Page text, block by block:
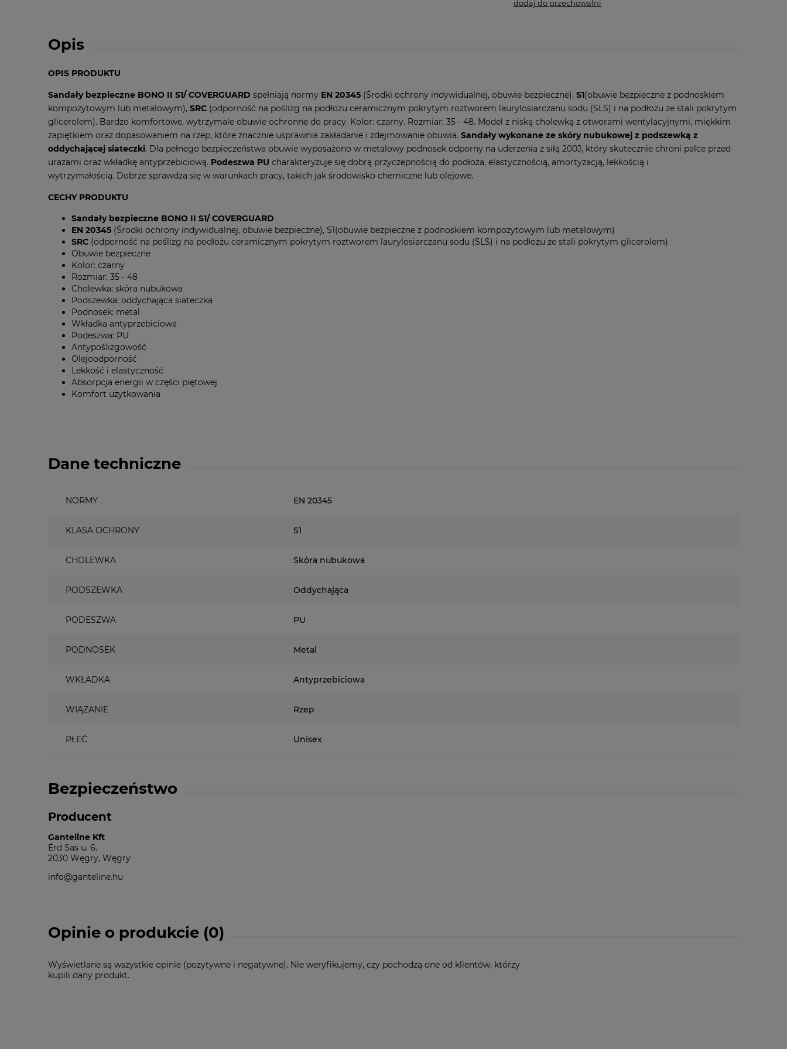
dodaj do przechowalni
Opis
OPIS PRODUKTU
Sandały bezpieczne BONO II S1/ COVERGUARD spełniają normy EN 20345 (Środki ochrony indywidualnej, obuwie bezpieczne), S1(obuwie bezpieczne z podnoskiem
kompozytowym lub metalowym), SRC (odporność na poślizg na podłożu ceramicznym pokrytym roztworem laurylosiarczanu sodu (SLS) i na podłożu ze stali pokrytym
glicerolem). Bardzo komfortowe, wytrzymale obuwie ochronne do pracy. Kolor: czarny. Rozmiar: 35 - 48. Model z niską cholewką z otworami wentylacyjnymi, miękkim
zapiętkiem oraz dopasowaniem na rzep, które znacznie usprawnia zakładanie i zdejmowanie obuwia. Sandały wykonane ze skóry nubukowej z podszewką z
oddychającej siateczki. Dla pełnego bezpieczeństwa obuwie wyposażono w metalowy podnosek odporny na uderzenia z siłą 200J, który skutecznie chroni palce przed
urazami oraz wkładkę antyprzebiciową. Podeszwa PU charakteryzuje się dobrą przyczepnością do podłoża, elastycznością, amortyzacją, lekkością i
wytrzymałością. Dobrze sprawdza się w warunkach pracy, takich jak środowisko chemiczne lub olejowe.
CECHY PRODUKTU
Sandały bezpieczne BONO II S1/ COVERGUARD
EN 20345 (Środki ochrony indywidualnej, obuwie bezpieczne), S1(obuwie bezpieczne z podnoskiem kompozytowym lub metalowym)
SRC (odporność na poślizg na podłożu ceramicznym pokrytym roztworem laurylosiarczanu sodu (SLS) i na podłożu ze stali pokrytym glicerolem)
Obuwie bezpieczne
Kolor: czarny
Rozmiar: 35 - 48
Cholewka: skóra nubukowa
Podszewka: oddychająca siateczka
Podnosek: metal
Wkładka antyprzebiciowa
Podeszwa: PU
Antypoślizgowość
Olejoodporność
Lekkość i elastyczność
Absorpcja energii w części piętowej
Komfort użytkowania
Dane techniczne
NORMY EN 20345
KLASA OCHRONY S1
CHOLEWKA Skóra nubukowa
PODSZEWKA Oddychająca
PODESZWA PU
PODNOSEK Metal
WKŁADKA Antyprzebiciowa
WIĄZANIE Rzep
PŁEĆ Unisex
Bezpieczeństwo
Producent
Ganteline Kft
Érd Sas u. 6.
2030 Węgry, Węgry
info@ganteline.hu
Opinie o produkcie (0)
Wyświetlane są wszystkie opinie (pozytywne i negatywne). Nie weryfikujemy, czy pochodzą one od klientów, którzy
kupili dany produkt.